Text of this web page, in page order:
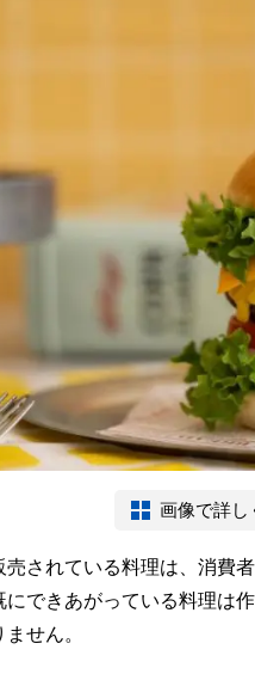
画像で詳し
されている料理は、消費
できあがっている料理は
せん。